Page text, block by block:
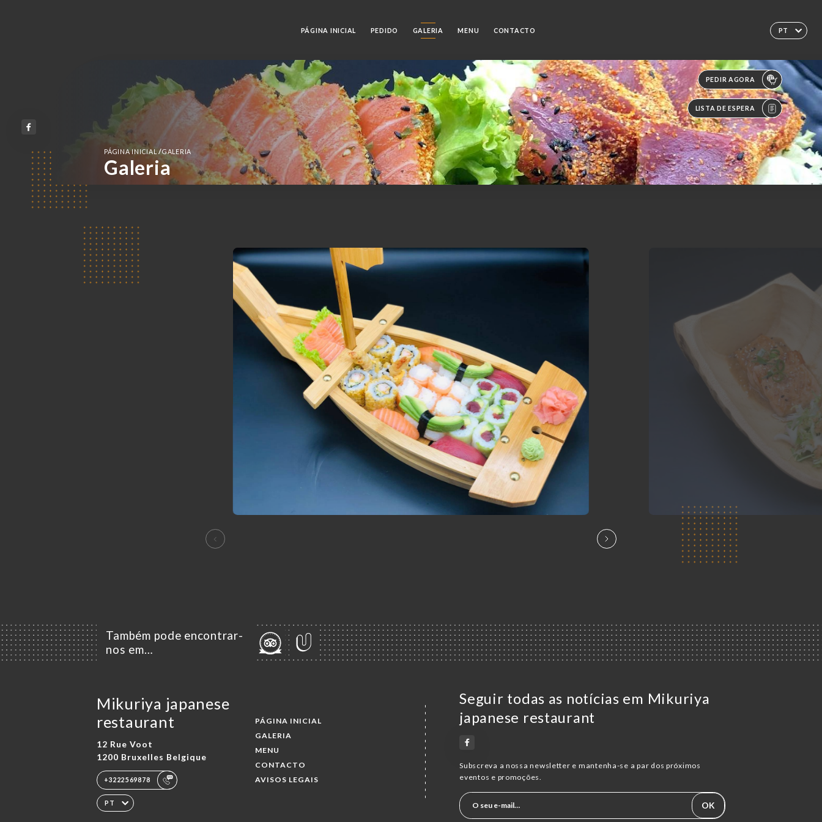
PT
PÁGINA INICIAL PEDIDO GALERIA MENU CONTACTO
PEDIR AGORA
LISTA DE ESPERA
PÁGINA INICIAL/GALERIA
Galeria
Também pode encontrar-
nos em…
Mikuriya japanese
restaurant
12 Rue Voot
1200 Bruxelles Belgique
+3222569878
PT
PÁGINA INICIAL
GALERIA
MENU
CONTACTO
AVISOS LEGAIS
Seguir todas as notícias em Mikuriya
japanese restaurant
Subscreva a nossa newsletter e mantenha-se a par dos próximos
eventos e promoções.
OK